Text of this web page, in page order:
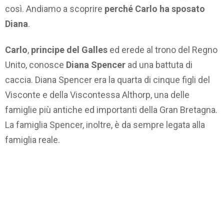
così. Andiamo a scoprire perché Carlo ha sposato
Diana.
Carlo, principe del Galles ed erede al trono del Regno
Unito, conosce Diana Spencer ad una battuta di
caccia. Diana Spencer era la quarta di cinque figli del
Visconte e della Viscontessa Althorp, una delle
famiglie più antiche ed importanti della Gran Bretagna.
La famiglia Spencer, inoltre, è da sempre legata alla
famiglia reale.